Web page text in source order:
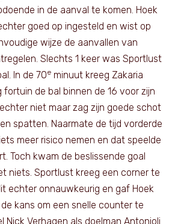
in de aanval te komen. Hoek
goed op ingesteld en wist op
wijze de aanvallen van
Slechts 1 keer was Sportlust
In de 70e minuut kreeg Zakaria
fortuin de bal binnen de 16 voor zijn
niet maar zag zijn goede schot
spatten. Naarmate de tijd vorderde
meer risico nemen en dat speelde
Toch kwam de beslissende goal
niets. Sportlust kreeg een corner te
echter onnauwkeurig en gaf Hoek
kans om een snelle counter te
Nick Verhagen als doelman Antonioli